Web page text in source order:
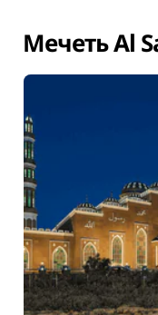
Мечеть Al